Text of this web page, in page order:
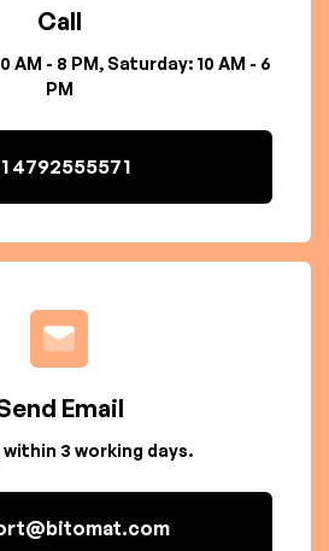
Call
AM - 8 PM, Saturday: 10 AM - 6
PM
4792555571
Email
within 3 working days.